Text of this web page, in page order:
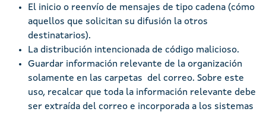
El inicio o reenvío de mensajes de tipo cadena (cómo
aquellos que solicitan su difusión la otros
destinatarios).
La distribución intencionada de código malicioso.
Guardar información relevante de la organización
solamente en las carpetas del correo. Sobre este
uso, recalcar que toda la información relevante debe
ser extraída del correo e incorporada a los sistemas